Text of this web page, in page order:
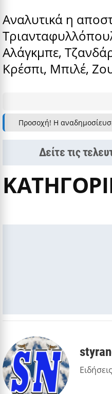
Αναλυτικά η
Αλάγκμπε,
Κρέσπι, Μπιλέ,
Προσοχή! Η
Δείτε τις